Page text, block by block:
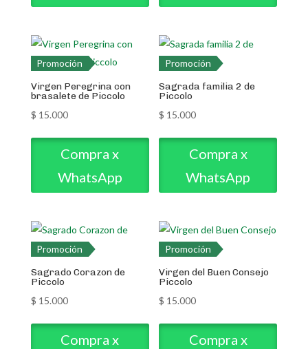
Promoción
Virgen Peregrina con
brasalete de Piccolo
$ 15.000
Compra x
WhatsApp
Promoción
Sagrada familia 2 de
Piccolo
$ 15.000
Compra x
WhatsApp
Promoción
Sagrado Corazon de
Piccolo
$ 15.000
Compra x
Promoción
Virgen del Buen Consejo
Piccolo
$ 15.000
Compra x